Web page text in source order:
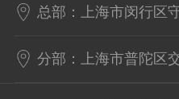
总部：上海市闵行区
分部：上海市普陀区